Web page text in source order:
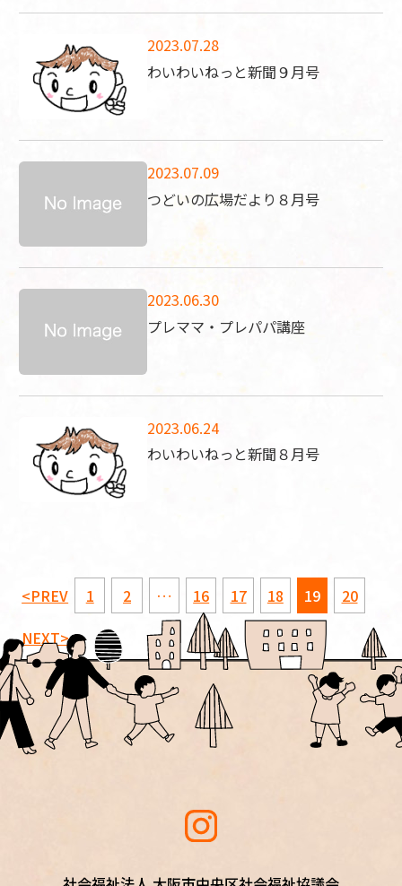
2023.07.28
わいわいねっと新聞９月号
2023.07.09
つどいの広場だより８月号
2023.06.30
プレママ・プレパパ講座
2023.06.24
わいわいねっと新聞８月号
<PREV 1 2 … 16 17 18 19
20
NEXT>